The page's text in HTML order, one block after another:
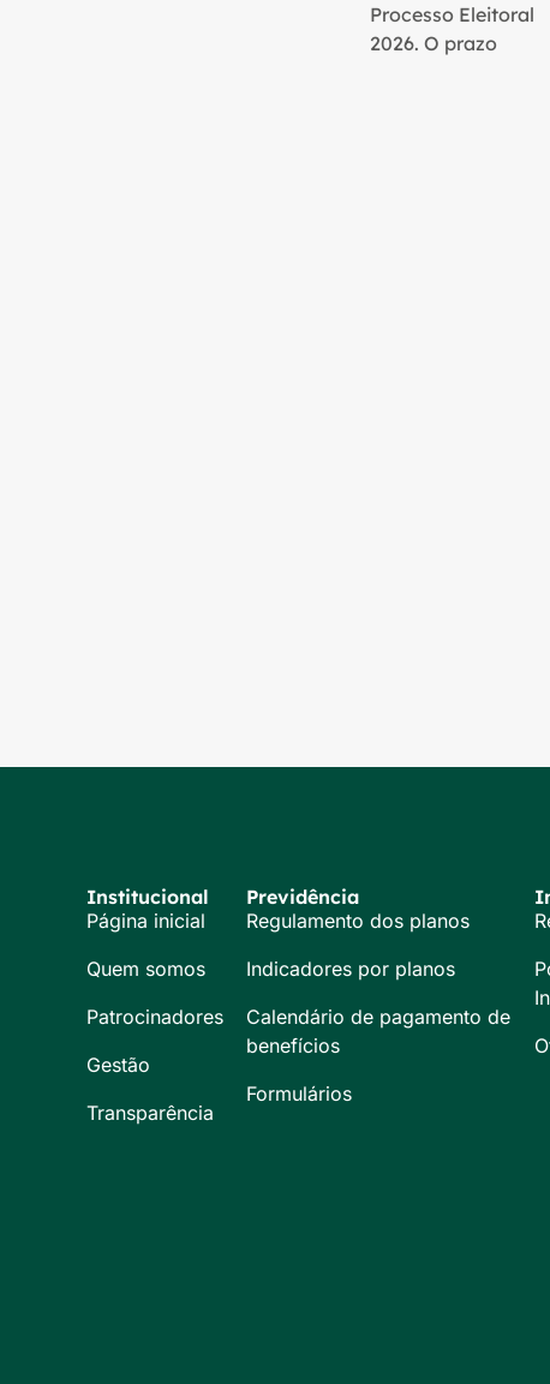
Processo Eleitoral
2026. O prazo
Institucional
Página inicial
Quem somos
Patrocinadores
Gestão
Transparência
Previdência
Regulamento dos planos
Indicadores por planos
Calendário de pagamento de
benefícios
Formulários